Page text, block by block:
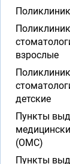
взрослые
детские
Пункты
(ОМС)
Пункты